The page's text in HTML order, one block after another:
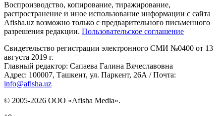
Воспроизводство, копирование, тиражирование,
распространение и иное использование информации с сайта
Afisha.uz возможно только с предварительного письменного
разрешения редакции. Пользовательское соглашение
Свидетельство регистрации электронного СМИ №0400 от 13
августа 2019 г.
Главный редактор: Сапаева Галина Вячеславовна
Адрес: 100007, Ташкент, ул. Паркент, 26А / Почта:
info@afisha.uz
© 2005-2026 ООО «Afisha Media».